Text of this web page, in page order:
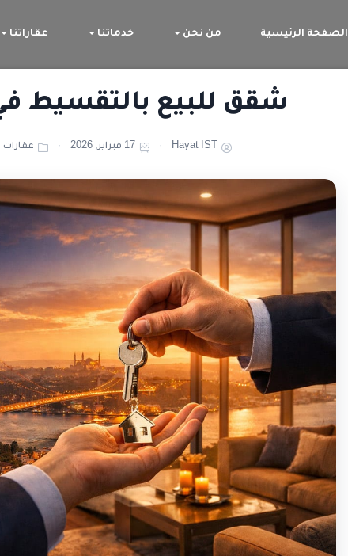
الصفحة الرئيسية من نحن خدماتنا عقاراتنا
شقق للبيع بالتقسيط في
Hayat IST 17 فبراير, 2026